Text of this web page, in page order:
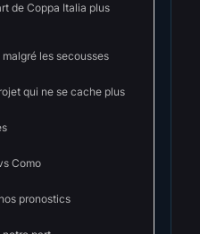
de Coppa Italia plus
les secousses
qui ne se cache plus
Como
pronostics